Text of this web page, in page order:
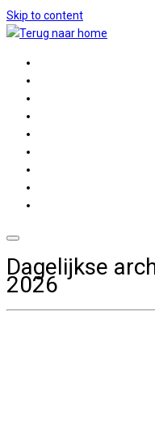
Skip to content
Dagelijkse
2026